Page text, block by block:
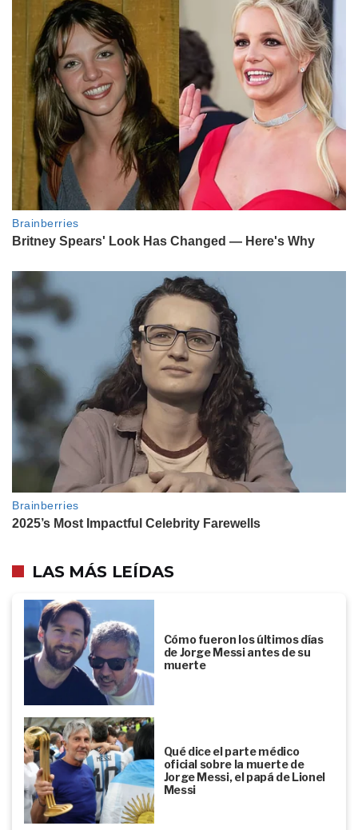
LAS MÁS LEÍDAS
Cómo fueron los últimos días
de Jorge Messi antes de su
muerte
Qué dice el parte médico
oficial sobre la muerte de
Jorge Messi, el papá de Lionel
Messi